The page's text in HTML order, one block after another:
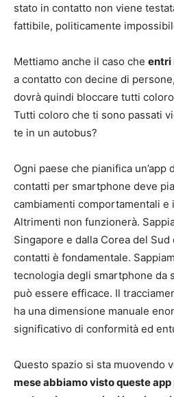
stato in contatto non viene
fattibile, politicamente
Mettiamo anche il caso che entri
a contatto con decine di
dovrà quindi bloccare tutti
Tutti coloro che ti sono passati
te in un autobus?
Ogni paese che pianifica un’app
contatti per smartphone deve
cambiamenti comportamentali e
Altrimenti non funzionerà.
Singapore e dalla Corea del
contatti è fondamentale.
tecnologia degli smartphone da
può essere efficace. Il
ha una dimensione manuale
significativo di conformità ed
Questo spazio si sta muovendo
mese abbiamo visto queste